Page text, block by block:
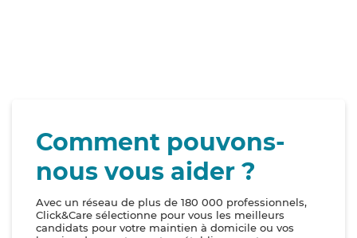
Comment pouvons-
nous vous aider ?
Avec un réseau de plus de 180 000 professionnels,
Click&Care sélectionne pour vous les meilleurs
candidats pour votre maintien à domicile ou vos